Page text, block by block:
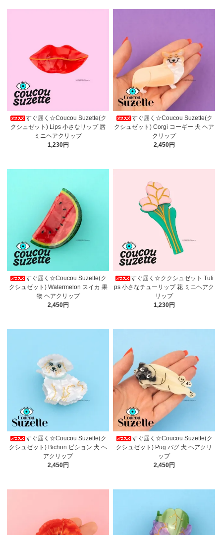
すぐ届く☆Coucou Suzette(ク
クシュゼット) Lips 小さなリップ 唇
ミニヘアクリップ
1,230円
すぐ届く☆Coucou Suzette(ク
クシュゼット) Corgi コーギー 犬 ヘア
クリップ
2,450円
すぐ届く☆Coucou Suzette(ク
クシュゼット) Watermelon スイカ 果
物 ヘアクリップ
2,450円
すぐ届く☆ククシュゼット Tuli
ps 小さなチューリップ 花 ミニヘアク
リップ
1,230円
すぐ届く☆Coucou Suzette(ク
クシュゼット) Bichon ビション 犬 ヘ
アクリップ
2,450円
すぐ届く☆Coucou Suzette(ク
クシュゼット) Pug パグ 犬 ヘアクリ
ップ
2,450円